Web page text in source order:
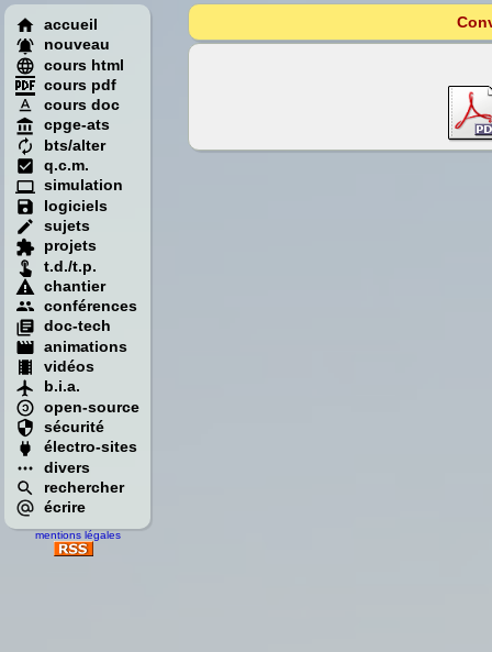
accueil
nouveau
cours html
cours pdf
cours doc
cpge-ats
bts/alter
q.c.m.
simulation
logiciels
sujets
projets
t.d./t.p.
chantier
conférences
doc-tech
animations
vidéos
b.i.a.
open-source
sécurité
électro-sites
divers
rechercher
écrire
mentions légales